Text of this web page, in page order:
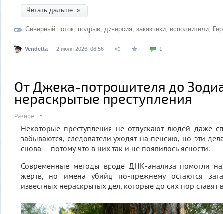
Читать дальше »
Северный поток подрыв диверсия заказчики исполнители
Vendetta 2 июля 2026, 06:56 1
От Джека-потрошителя до
нераскрытые преступления
Разное
Некоторые преступления не отпускают людей даже
забываются, следователи уходят на пенсию, но эти
снова — потому что в них так и не появилось ясности.
Современные методы вроде ДНК-анализа помогли
жертв, но имена убийц по-прежнему остаются
известных нераскрытых дел, которые до сих пор ставят